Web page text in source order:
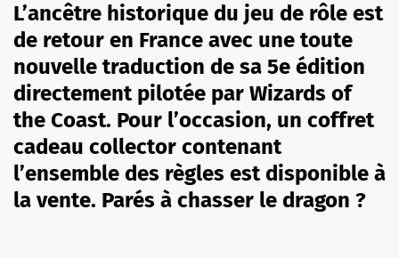
L’ancêtre historique du jeu de rôle est
de retour en France avec une toute
nouvelle traduction de sa 5e édition
directement pilotée par Wizards of
the Coast. Pour l’occasion, un coffret
cadeau collector contenant
l’ensemble des règles est disponible à
la vente. Parés à chasser le dragon ?